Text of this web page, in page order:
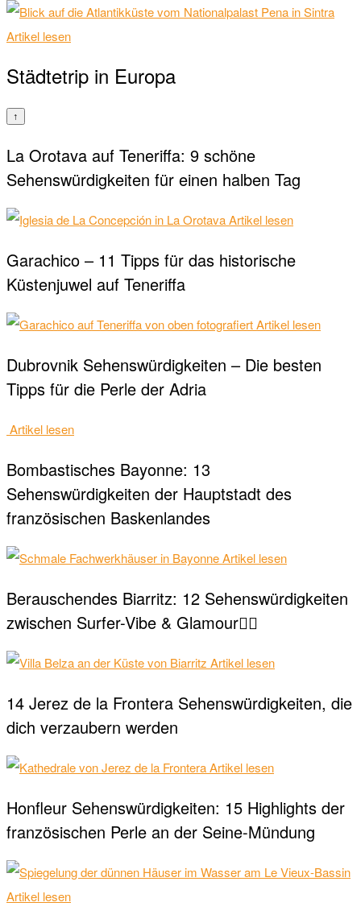
Artikel lesen
Städtetrip in Europa
↑
La Orotava auf Teneriffa: 9 schöne
Sehenswürdigkeiten für einen halben Tag
Artikel lesen
Garachico – 11 Tipps für das historische
Küstenjuwel auf Teneriffa
Artikel lesen
Dubrovnik Sehenswürdigkeiten – Die besten
Tipps für die Perle der Adria
Artikel lesen
Bombastisches Bayonne: 13
Sehenswürdigkeiten der Hauptstadt des
französischen Baskenlandes
Artikel lesen
Berauschendes Biarritz: 12 Sehenswürdigkeiten
zwischen Surfer-Vibe & Glamour🏄‍♂️
Artikel lesen
14 Jerez de la Frontera Sehenswürdigkeiten, die
dich verzaubern werden
Artikel lesen
Honfleur Sehenswürdigkeiten: 15 Highlights der
französischen Perle an der Seine-Mündung
Artikel lesen